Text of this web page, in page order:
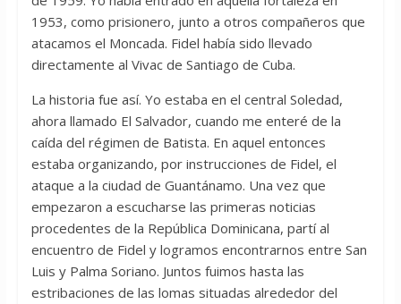
1953, como prisionero, junto a otros compañeros que
atacamos el Moncada. Fidel había sido llevado
directamente al Vivac de Santiago de Cuba.
La historia fue así. Yo estaba en el central Soledad,
ahora llamado El Salvador, cuando me enteré de la
caída del régimen de Batista. En aquel entonces
estaba organizando, por instrucciones de Fidel, el
ataque a la ciudad de Guantánamo. Una vez que
empezaron a escucharse las primeras noticias
procedentes de la República Dominicana, partí al
encuentro de Fidel y logramos encontrarnos entre San
Luis y Palma Soriano. Juntos fuimos hasta las
estribaciones de las lomas situadas alrededor del